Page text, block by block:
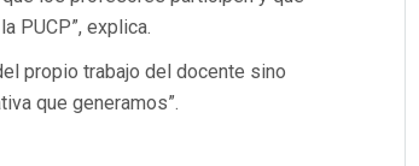
PUCP”, explica.
propio trabajo del docente sino
que generamos”.